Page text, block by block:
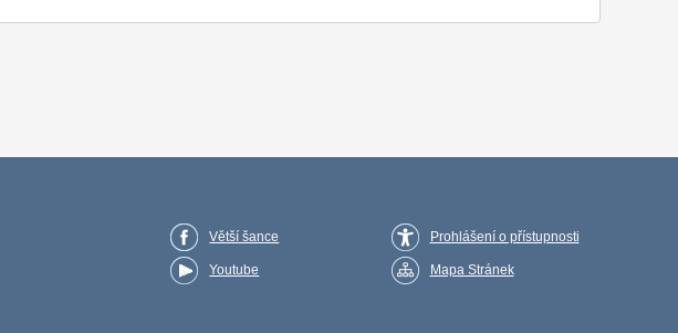
Větší šance
Youtube
Prohlášení o přístupnosti
Mapa Stránek